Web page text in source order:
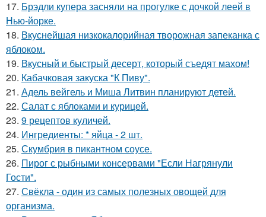
17. Брэдли купера засняли на прогулке с дочкой леей в
Нью-йорке.
18. Вкуснейшая низкокалорийная творожная запеканка с
яблоком.
19. Вкусный и быстрый десерт, который съедят махом!
20. Кабачковая закуска "К Пиву".
21. Адель вейгель и Миша Литвин планируют детей.
22. Салат с яблоками и курицей.
23. 9 рецептов куличей.
24. Ингредиенты: * яйца - 2 шт.
25. Скумбрия в пикантном соусе.
26. Пирог с рыбными консервами "Если Нагрянули
Гости".
27. Свёкла - один из самых полезных овощей для
организма.